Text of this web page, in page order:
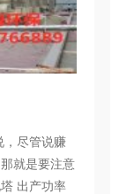
，尽管说赚
就是要注意
出产功率